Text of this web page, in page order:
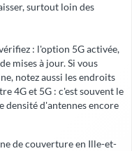
surtout loin des
: l'option 5G activée,
mises à jour. Si vous
notez aussi les endroits
4G et 5G : c'est souvent le
densité d'antennes encore
de couverture en Ille-et-